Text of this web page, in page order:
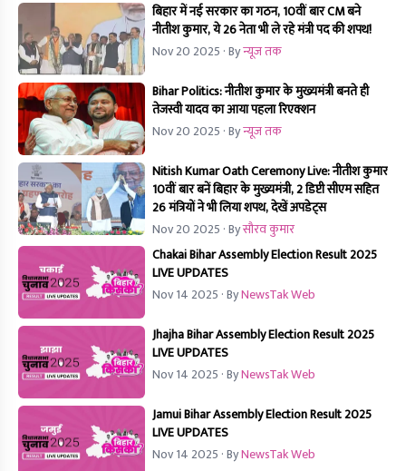
बिहार में नई सरकार का गठन, 10वीं बार CM बने
नीतीश कुमार, ये 26 नेता भी ले रहे मंत्री पद की शपथ!
Nov 20 2025 · Byन्यूज तक
Bihar Politics: नीतीश कुमार के मुख्यमंत्री बनते ही
तेजस्वी यादव का आया पहला रिएक्शन
Nov 20 2025 · Byन्यूज तक
Nitish Kumar Oath Ceremony Live: नीतीश कुमार
10वीं बार बनें बिहार के मुख्यमंत्री, 2 डिप्टी सीएम सहित
26 मंत्रियों ने भी लिया शपथ, देखें अपडेट्स
Nov 20 2025 · Byसौरव कुमार
Chakai Bihar Assembly Election Result 2025
LIVE UPDATES
Nov 14 2025 · ByNewsTak Web
Jhajha Bihar Assembly Election Result 2025
LIVE UPDATES
Nov 14 2025 · ByNewsTak Web
Jamui Bihar Assembly Election Result 2025
LIVE UPDATES
Nov 14 2025 · ByNewsTak Web